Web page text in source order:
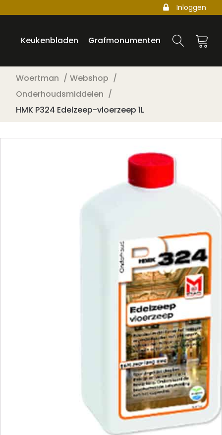
Inloggen
Keukenbladen Grafmonumenten
Woertman
Webshop
Onderhoudsmiddelen
HMK P324 Edelzeep-vloerzeep 1L